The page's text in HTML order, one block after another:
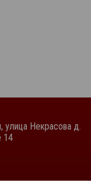
улица Некрасова д.
14